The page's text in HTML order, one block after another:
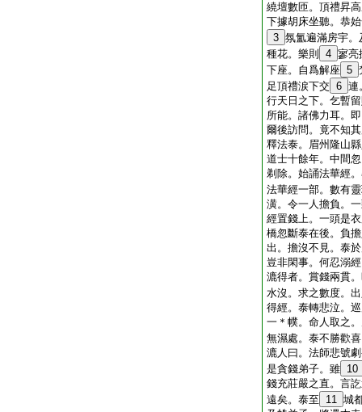
繞壇數匝。頂禮昇
下據胡床坐聽。恭
3 氛氳遍滿房宇
種花。樂則
4 寥亮
下座。自爲解座 5
足頂禮涙下交 6 連
行天日之下。乞暫
所能。諸佛力耳。
爾後訪問。竟不知
釋法泰。眉州隆山
道士十餘年。中間
剃除。始誦法華經
法華經一部。數有
潢。令一人擔負。
經置錢上。一頭是
橋忽斷泰在後。負
出。擔沒不見。泰
豈非閑事。何忍溺
漉得者。賞錢兩貫
水沒。求之數度。
得經。泰轉悲泣。
一＊幞。命人取之
無濕處。泰不勝歡
漉人曰。法師悲號
是貪錢弟子。雖 10
錢充莊嚴之直。言
遠矣。泰至
11 城